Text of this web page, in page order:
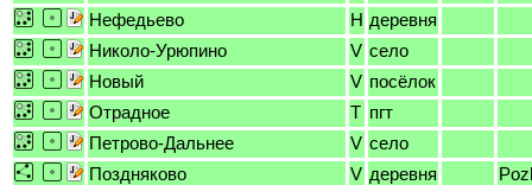
Нефедьево
H деревня
Николо-Урюпино
V село
Новый
V посёлок
Отрадное
T пгт
Петрово-Дальнее
V село
Поздняково
V деревня